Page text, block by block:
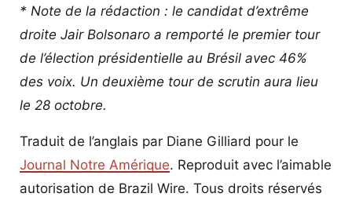
* Note de la rédaction : le candidat d’extrême
droite Jair Bolsonaro a remporté le premier tour
de l’élection présidentielle au Brésil avec 46%
des voix. Un deuxième tour de scrutin aura lieu
le 28 octobre.
Traduit de l’anglais par Diane Gilliard pour le
Journal Notre Amérique. Reproduit avec l’aimable
autorisation de Brazil Wire. Tous droits réservés